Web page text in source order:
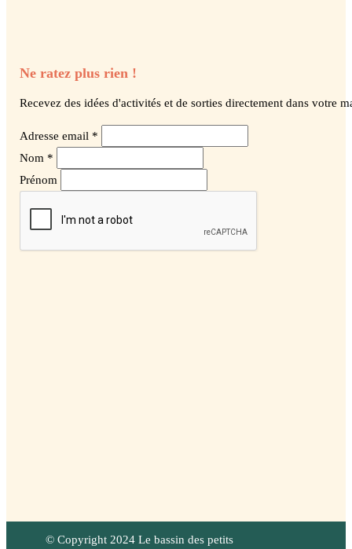
Ne ratez plus rien !
Recevez des idées d'activités et de sorties directement dans votre
Adresse email *
Nom *
Prénom
© Copyright 2024 Le bassin des petits